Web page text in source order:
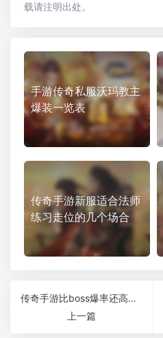
载请注明出处。
手游传奇私服沃玛教主
爆装一览表
传奇手游新服适合法师
练习走位的几个场合
传奇手游比boss爆率还高的小怪你知道吗
上一篇